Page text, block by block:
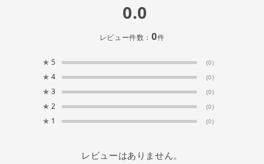
0.0
レビュー件数： 0件
★ 5 (0)
★ 4 (0)
★ 3 (0)
★ 2 (0)
★ 1 (0)
レビューはありません。